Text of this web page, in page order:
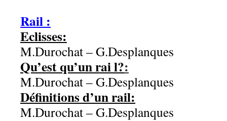
Rail :
Eclisses:
M.Durochat – G.Desplanques
Qu’est qu’un rai l?:
M.Durochat – G.Desplanques
Définitions d’un rail:
M.Durochat – G.Desplanques